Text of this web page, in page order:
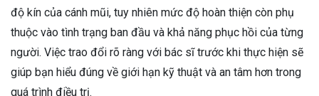
độ kín của cánh mũi, tuy nhiên mức độ hoàn thiện còn phụ
thuộc vào tình trạng ban đầu và khả năng phục hồi của từng
người. Việc trao đổi rõ ràng với bác sĩ trước khi thực hiện sẽ
giúp bạn hiểu đúng về giới hạn kỹ thuật và an tâm hơn trong
quá trình điều trị.